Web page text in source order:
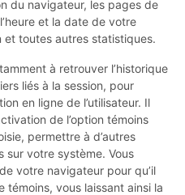
du navigateur, les pages de
et la date de votre
toutes autres statistiques.
à retrouver l’historique
liés à la session, pour
en ligne de l’utilisateur. Il
de l’option témoins
permettre à d’autres
sur votre système. Vous
votre navigateur pour qu’il
témoins, vous laissant ainsi la